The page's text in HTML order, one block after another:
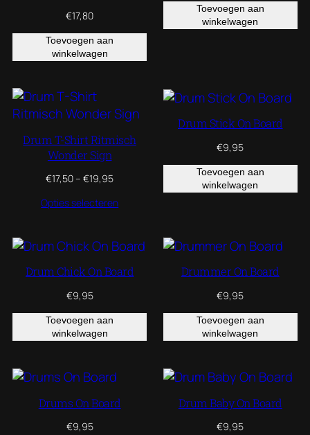
€17,80
Toevoegen aan
winkelwagen
Toevoegen aan
winkelwagen
Drum T-Shirt Ritmisch
Wonder Sign
€17,50– €19,95Prijsklasse:
tot
Opties selecteren
Drum Stick On Board
€9,95
Toevoegen aan
winkelwagen
Drum Chick On Board
€9,95
Toevoegen aan
winkelwagen
Drummer On Board
€9,95
Toevoegen aan
winkelwagen
Drums On Board
€9,95
Drum Baby On Board
€9,95